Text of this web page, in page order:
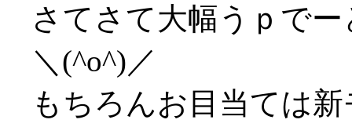
さてさて大幅うｐで
＼(^o^)／
もちろんお目当ては